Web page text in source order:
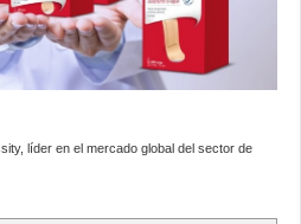
líder en el mercado global del sector de